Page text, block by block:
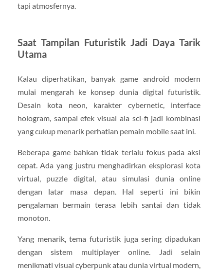
tapi atmosfernya.
Saat Tampilan Futuristik Jadi Daya Tarik
Utama
Kalau diperhatikan, banyak game android modern
mulai mengarah ke konsep dunia digital futuristik.
Desain kota neon, karakter cybernetic, interface
hologram, sampai efek visual ala sci-fi jadi kombinasi
yang cukup menarik perhatian pemain mobile saat ini.
Beberapa game bahkan tidak terlalu fokus pada aksi
cepat. Ada yang justru menghadirkan eksplorasi kota
virtual, puzzle digital, atau simulasi dunia online
dengan latar masa depan. Hal seperti ini bikin
pengalaman bermain terasa lebih santai dan tidak
monoton.
Yang menarik, tema futuristik juga sering dipadukan
dengan sistem multiplayer online. Jadi selain
menikmati visual cyberpunk atau dunia virtual modern,